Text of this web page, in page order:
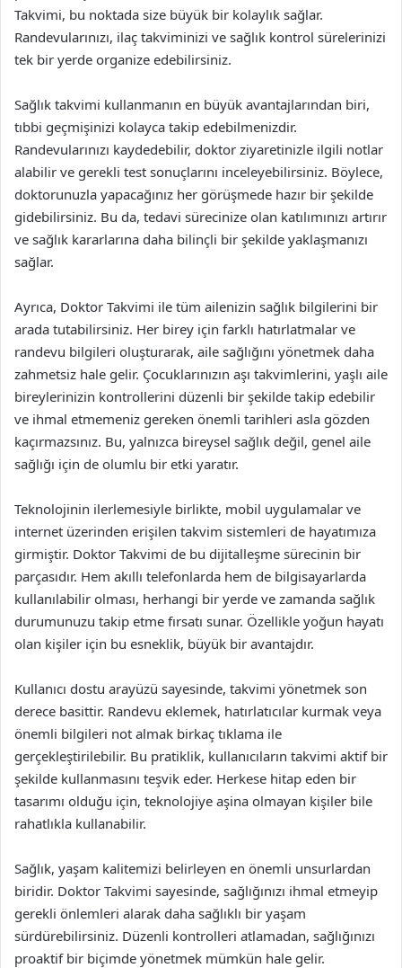
Takvimi, bu noktada size büyük bir kolaylık sağlar.
Randevularınızı, ilaç takviminizi ve sağlık kontrol sürelerinizi
tek bir yerde organize edebilirsiniz.
Sağlık takvimi kullanmanın en büyük avantajlarından biri,
tıbbi geçmişinizi kolayca takip edebilmenizdir.
Randevularınızı kaydedebilir, doktor ziyaretinizle ilgili notlar
alabilir ve gerekli test sonuçlarını inceleyebilirsiniz. Böylece,
doktorunuzla yapacağınız her görüşmede hazır bir şekilde
gidebilirsiniz. Bu da, tedavi sürecinize olan katılımınızı artırır
ve sağlık kararlarına daha bilinçli bir şekilde yaklaşmanızı
sağlar.
Ayrıca, Doktor Takvimi ile tüm ailenizin sağlık bilgilerini bir
arada tutabilirsiniz. Her birey için farklı hatırlatmalar ve
randevu bilgileri oluşturarak, aile sağlığını yönetmek daha
zahmetsiz hale gelir. Çocuklarınızın aşı takvimlerini, yaşlı aile
bireylerinizin kontrollerini düzenli bir şekilde takip edebilir
ve ihmal etmemeniz gereken önemli tarihleri asla gözden
kaçırmazsınız. Bu, yalnızca bireysel sağlık değil, genel aile
sağlığı için de olumlu bir etki yaratır.
Teknolojinin ilerlemesiyle birlikte, mobil uygulamalar ve
internet üzerinden erişilen takvim sistemleri de hayatımıza
girmiştir. Doktor Takvimi de bu dijitalleşme sürecinin bir
parçasıdır. Hem akıllı telefonlarda hem de bilgisayarlarda
kullanılabilir olması, herhangi bir yerde ve zamanda sağlık
durumunuzu takip etme fırsatı sunar. Özellikle yoğun hayatı
olan kişiler için bu esneklik, büyük bir avantajdır.
Kullanıcı dostu arayüzü sayesinde, takvimi yönetmek son
derece basittir. Randevu eklemek, hatırlatıcılar kurmak veya
önemli bilgileri not almak birkaç tıklama ile
gerçekleştirilebilir. Bu pratiklik, kullanıcıların takvimi aktif bir
şekilde kullanmasını teşvik eder. Herkese hitap eden bir
tasarımı olduğu için, teknolojiye aşina olmayan kişiler bile
rahatlıkla kullanabilir.
Sağlık, yaşam kalitemizi belirleyen en önemli unsurlardan
biridir. Doktor Takvimi sayesinde, sağlığınızı ihmal etmeyip
gerekli önlemleri alarak daha sağlıklı bir yaşam
sürdürebilirsiniz. Düzenli kontrolleri atlamadan, sağlığınızı
proaktif bir biçimde yönetmek mümkün hale gelir.